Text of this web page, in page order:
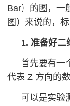
Bar）的图，一
图）来说的，标
1. 准备好二
首先要有一
代表 Z 方向的
可以是实验